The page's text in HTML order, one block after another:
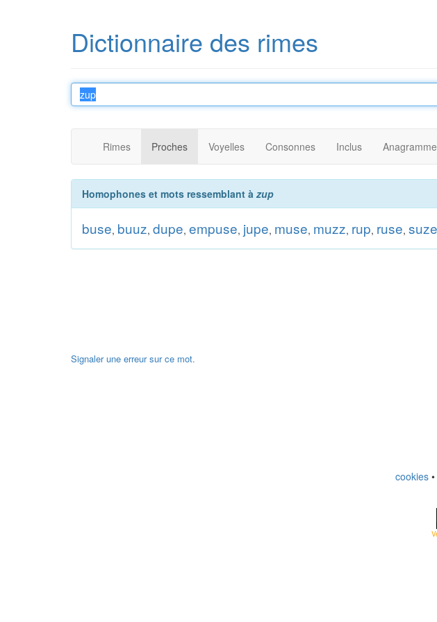
Dictionnaire des rimes
Rimes Proches Voyelles Consonnes Inclus
Homophones et mots ressemblant àzup
buse, buuz, dupe, empuse, jupe, muse, muzz, rup, ruse, suze
Signaler une erreur sur ce mot.
cookies •